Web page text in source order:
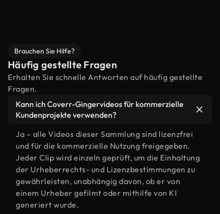
Brauchen Sie Hilfe?
Häufig gestellte Fragen
Erhalten Sie schnelle Antworten auf häufig gestellte
Fragen.
Kann ich Coverr-Gingervideos für kommerzielle
Kundenprojekte verwenden?
Ja – alle Videos dieser Sammlung sind lizenzfrei
und für die kommerzielle Nutzung freigegeben.
Jeder Clip wird einzeln geprüft, um die Einhaltung
der Urheberrechts- und Lizenzbestimmungen zu
gewährleisten, unabhängig davon, ob er von
einem Urheber gefilmt oder mithilfe von KI
generiert wurde.